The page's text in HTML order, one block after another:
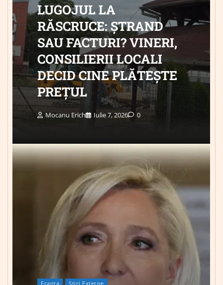
LUGOJUL LA
RĂSCRUCE: ȘTRAND
SAU FACTURI? VINERI,
CONSILIERII LOCALI
DECID CINE PLĂTEȘTE
PREȚUL
Mocanu Erich Iulie 7, 2026 0
Franța Știri Externe